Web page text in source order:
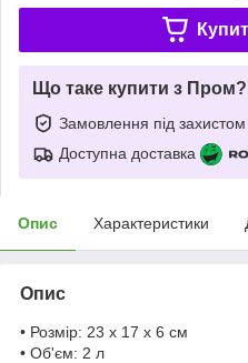
Що таке купити з Пром?
Замовлення під захистом
Доступна доставка
Опис Характеристики
Опис
• Розмір: 23 x 17 x 6 см
• Об'єм: 2 л